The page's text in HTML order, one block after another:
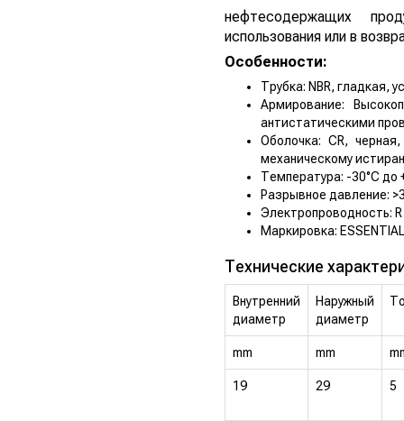
нефтесодержащих
использования или в
Особенности:
Трубка: NBR, гладкая,
Армирование:
антистатическими
Оболочка: CR,
механическому
Температура: -30°C до
Разрывное давление:
Электропроводность:
Маркировка:
Технические
Внутренний
диаметр
Наружный
диаметр
mm mm
19 29 5